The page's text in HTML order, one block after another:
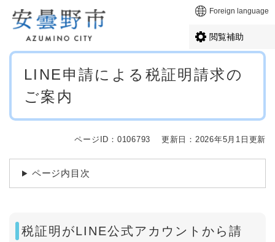
メニューを飛ばして本文へ Foreign language
閲覧補助
本
LINE申請による税証明請求の
ご案内
ページID：0106793 更新日：2026年5月1日更新
ページ内目次
税証明がLINE公式アカウントから請